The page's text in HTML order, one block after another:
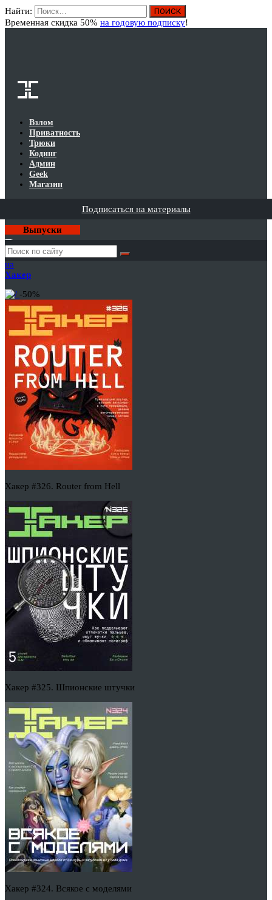
Найти:
Временная скидка 50% на годовую подписку!
Взлом
Приватность
Трюки
Кодинг
Админ
Geek
Магазин
Подписаться на материалы
Выпуски
Годовая
подписка
на
Хакер
-50%
Хакер #326. Router from Hell
Хакер #325. Шпионские штучки
Хакер #324. Всякое с моделями